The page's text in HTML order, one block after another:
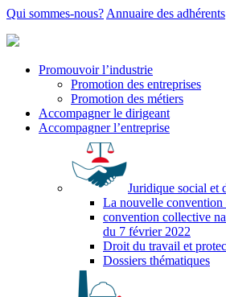
Qui sommes-nous? Annuaire des adhérents
Promouvoir l’industrie
Promotion des entreprises
Promotion des métiers
Accompagner le dirigeant
Accompagner l’entreprise
Juridique social et
La nouvelle
convention collective
du 7 février 2022
Droit du travail et
Dossiers thématiques